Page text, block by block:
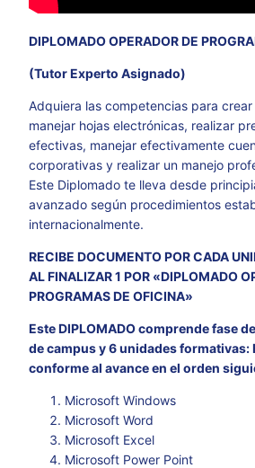
DIPLOMADO OPERADOR DE
(Tutor Experto Asignado)
Adquiera las competencias para
manejar hojas electrónicas, realizar
efectivas, manejar efectivamente
corporativas y realizar un manejo
Este Diplomado te lleva desde
avanzado según procedimientos
internacionalmente.
RECIBE DOCUMENTO POR CADA
AL FINALIZAR 1 POR «DIPLOMADO
PROGRAMAS DE OFICINA»
Este DIPLOMADO comprende fase
de campus y 6 unidades formativas:
conforme al avance en el orden
Microsoft Windows
Microsoft Word
Microsoft Excel
Microsoft Power Point